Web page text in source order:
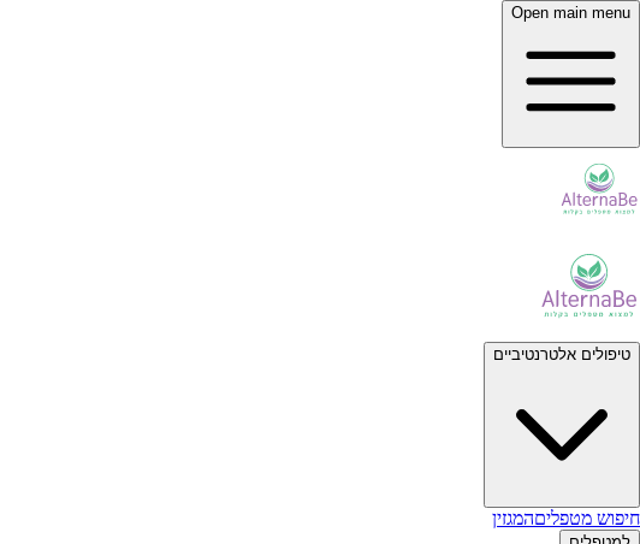
Open main menu
טיפולים אלטרנטיביים
חיפוש מטפליםהמגזין